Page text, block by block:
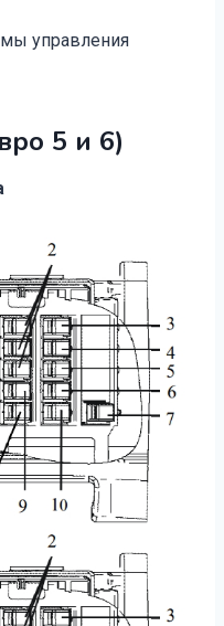
управления
5 и 6)